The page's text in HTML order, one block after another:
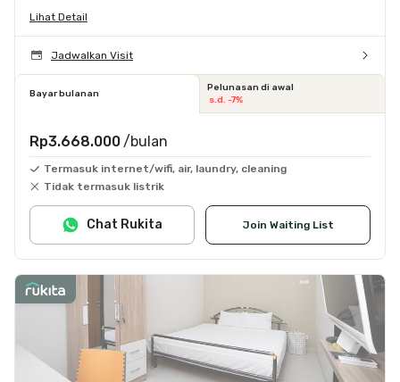
Lihat Detail
Jadwalkan Visit
Bayar bulanan
Pelunasan di awal
s.d. -7%
Rp3.668.000 /bulan
Termasuk internet/wifi, air, laundry, cleaning
Tidak termasuk listrik
Join Waiting List
Chat Rukita